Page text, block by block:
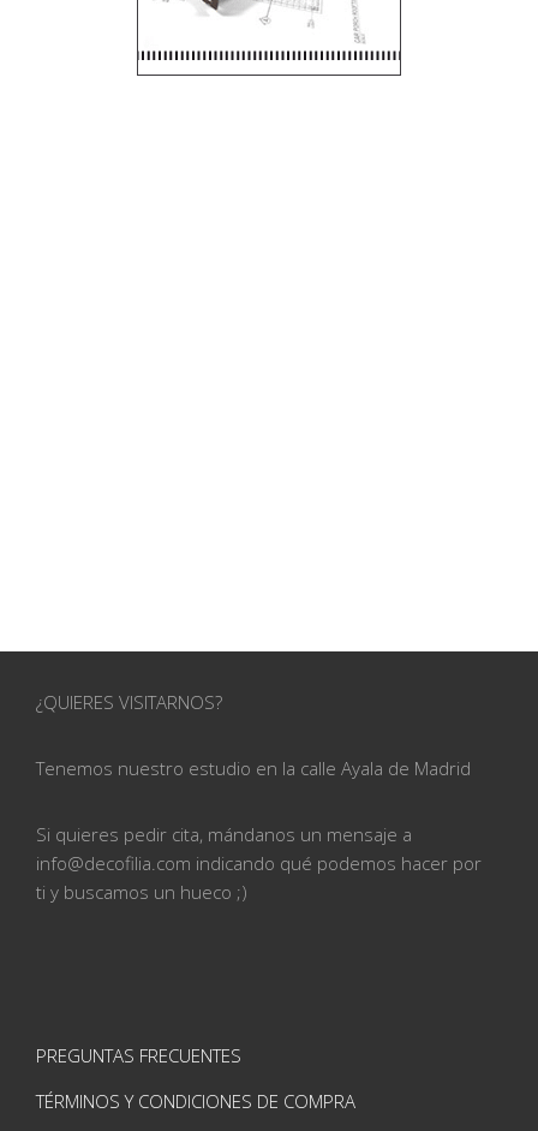
¿QUIERES VISITARNOS?
Tenemos nuestro estudio en la calle Ayala de Madrid
Si quieres pedir cita, mándanos un mensaje a
info@decofilia.com indicando qué podemos hacer por
ti y buscamos un hueco ;)
PREGUNTAS FRECUENTES
TÉRMINOS Y CONDICIONES DE COMPRA